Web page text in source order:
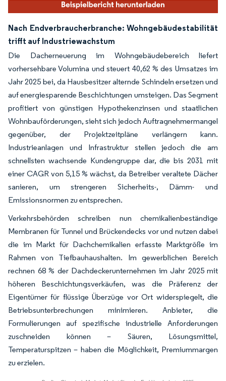
Nach Endverbraucherbranche: Wohngebäudestabilität
trifft auf Industriewachstum
Die Dacherneuerung im Wohngebäudebereich liefert
vorhersehbare Volumina und steuert 40,62 % des Umsatzes im
Jahr 2025 bei, da Hausbesitzer alternde Schindeln ersetzen und
auf energiesparende Beschichtungen umsteigen. Das Segment
profitiert von günstigen Hypothekenzinsen und staatlichen
Wohnbauförderungen, sieht sich jedoch Auftragnehmermangel
gegenüber, der Projektzeitpläne verlängern kann.
Industrieanlagen und Infrastruktur stellen jedoch die am
schnellsten wachsende Kundengruppe dar, die bis 2031 mit
einer CAGR von 5,15 % wächst, da Betreiber veraltete Dächer
sanieren, um strengeren Sicherheits-, Dämm- und
Emissionsnormen zu entsprechen.
Verkehrsbehörden schreiben nun chemikalienbeständige
Membranen für Tunnel und Brückendecks vor und nutzen dabei
die im Markt für Dachchemikalien erfasste Marktgröße im
Rahmen von Tiefbauhaushalten. Im gewerblichen Bereich
rechnen 68 % der Dachdeckerunternehmen im Jahr 2025 mit
höheren Beschichtungsverkäufen, was die Präferenz der
Eigentümer für flüssige Überzüge vor Ort widerspiegelt, die
Betriebsunterbrechungen minimieren. Anbieter, die
Formulierungen auf spezifische industrielle Anforderungen
zuschneiden können – Säuren, Lösungsmittel,
Temperaturspitzen – haben die Möglichkeit, Premiummargen
zu erzielen.